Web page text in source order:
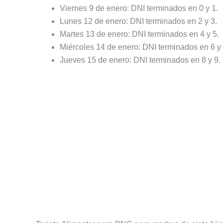
Viernes 9 de enero: DNI terminados en 0 y 1.
Lunes 12 de enero: DNI terminados en 2 y 3.
Martes 13 de enero: DNI terminados en 4 y 5.
Miércoles 14 de enero: DNI terminados en 6 y
Jueves 15 de enero: DNI terminados en 8 y 9.